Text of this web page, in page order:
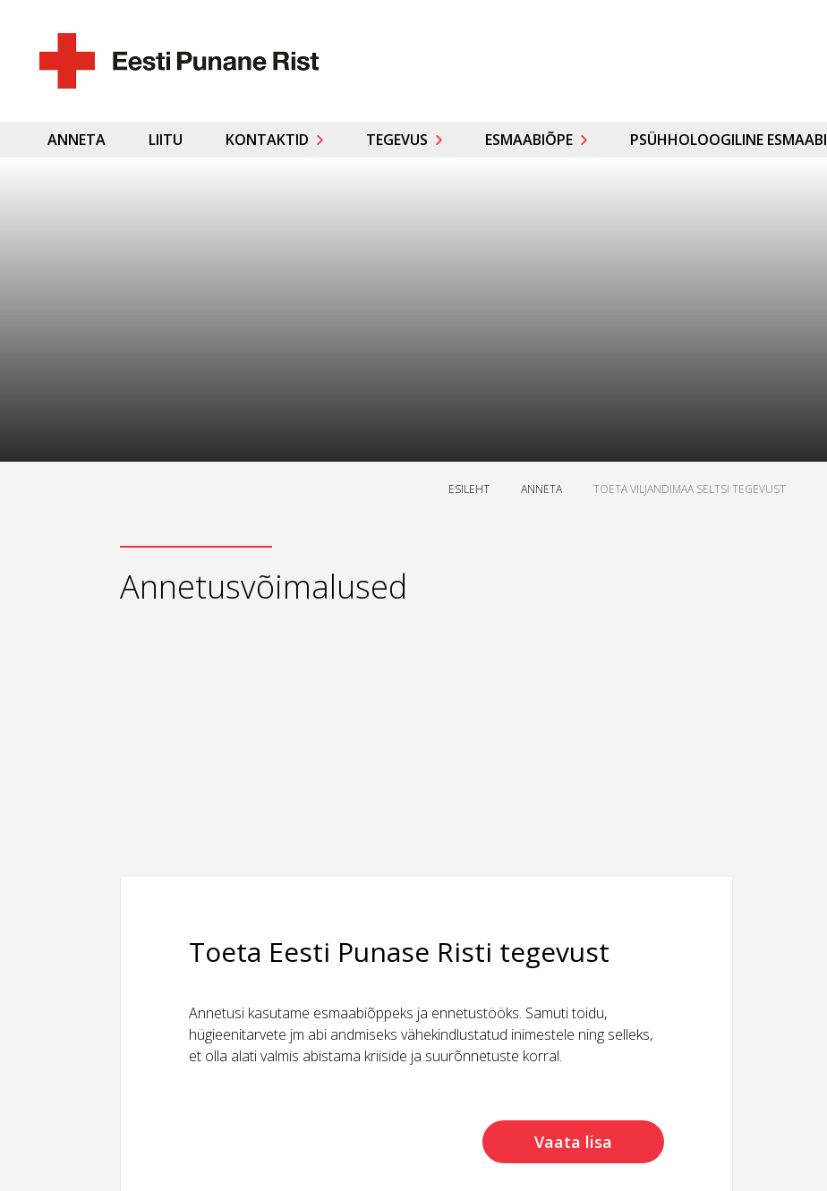
ANNETA LIITU KONTAKTID TEGEVUS ESMAABIÕPE PSÜHHOLOOGILINE ESMAABI
ESILEHT ANNETA TOETA VILJANDIMAA SELTSI TEGEVUST
Annetusvõimalused
Toeta Eesti Punase Risti tegevust
Annetusi kasutame esmaabiõppeks ja ennetustööks. Samuti toidu,
hügieenitarvete jm abi andmiseks vähekindlustatud inimestele ning selleks,
et olla alati valmis abistama kriiside ja suurõnnetuste korral.
Vaata lisa